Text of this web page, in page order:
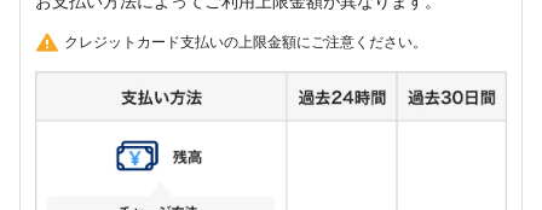
クレジットカード支払いの上限金額にご注意ください。